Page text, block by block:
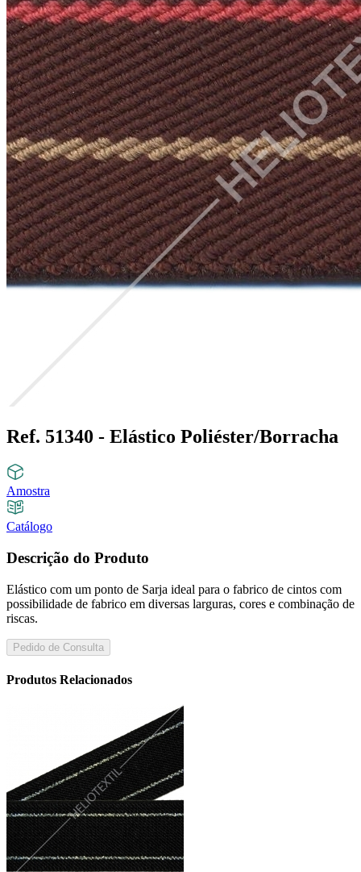
Ref. 51340 - Elástico Poliéster/Borracha
Amostra
Catálogo
Descrição do Produto
Elástico com um ponto de Sarja ideal para o fabrico de cintos com
possibilidade de fabrico em diversas larguras, cores e combinação de
riscas.
Pedido de Consulta
Produtos Relacionados